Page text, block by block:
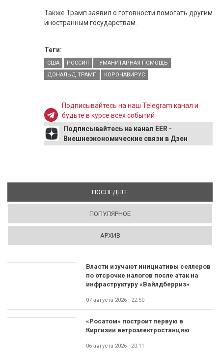
Также Трамп заявил о готовности помогать другим
иностранным государствам.
Теги:
США РОССИЯ
ГУМАНИТАРНАЯ ПОМОЩЬ
ДОНАЛЬД ТРАМП
КОРОНАВИРУС
Подписывайтесь на наш Telegram канал и
будьте в курсе всех событий
Подписывайтесь на канал EER -
Внешнеэкономические связи в Дзен
ПОСЛЕДНЕЕ(АКТИВНАЯ ВКЛАДКА)
ПОПУЛЯРНОЕ
АРХИВ
Власти изучают инициативы селлеров
по отсрочке налогов после атак на
инфраструктуру «Вайлдберриз»
07 августа 2026 - 22:50
«Росатом» построит первую в
Киргизии ветроэлектростанцию
06 августа 2026 - 20:11